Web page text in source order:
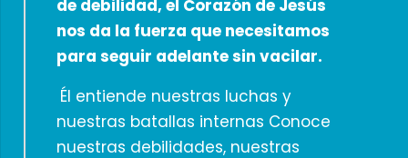
de debilidad, el Corazón de Jesús
nos da la fuerza que necesitamos
para seguir adelante sin vacilar.
Él entiende nuestras luchas y
nuestras batallas internas Conoce
nuestras debilidades, nuestras